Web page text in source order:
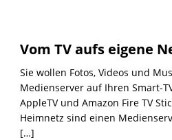
Vom TV aufs eigene
Sie wollen Fotos, Videos und
Medienserver auf Ihren Smart-
AppleTV und Amazon Fire TV
Heimnetz sind einen
[…]